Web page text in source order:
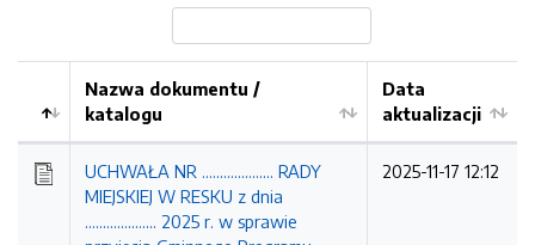
Nazwa dokumentu /
katalogu
Data
aktualizacji
UCHWAŁA NR .................... RADY
MIEJSKIEJ W RESKU z dnia
.................... 2025 r. w sprawie
2025-11-17 12:12